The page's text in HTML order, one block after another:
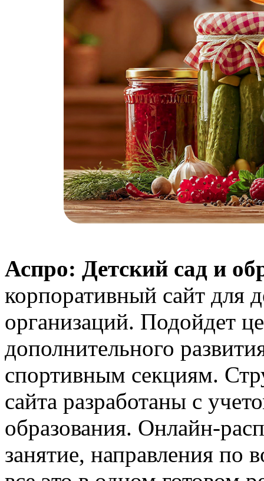
Аспро: Детский сад и
корпоративный сайт для
организаций. Подойдет
дополнительного
спортивным секциям.
сайта разработаны с
образования. Онлайн-
занятие, направления